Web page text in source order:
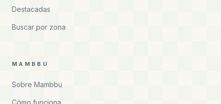
Destacadas
Buscar por zona
MAMBBU
Sobre Mambbu
Cómo funciona